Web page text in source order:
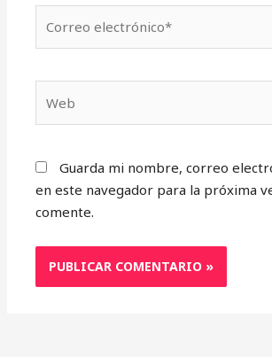
electrónico*
Guarda mi nombre, correo
en este navegador para la próxima
comente.